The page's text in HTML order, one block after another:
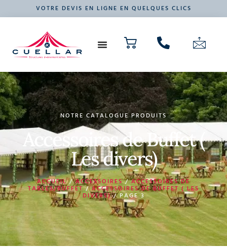
VOTRE DEVIS EN LIGNE EN QUELQUES CLICS
NOTRE CATALOGUE PRODUITS
Accessoires de Buffet (
Les divers)
ACCUEIL/ACCESSOIRES/ACCESSOIRES DE
TABLES/BUFFET/ACCESSOIRES DE BUFFET ( LES
DIVERS)/ PAGE 3